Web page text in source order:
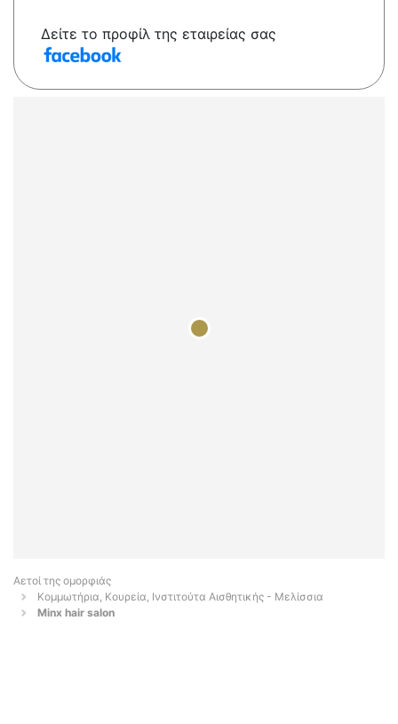
Δείτε το προφίλ της εταιρείας σας
Αετοί της ομορφιάς
Κομμωτήρια, Κουρεία, Ινστιτούτα Αισθητικής - Μελίσσια
Minx hair salon